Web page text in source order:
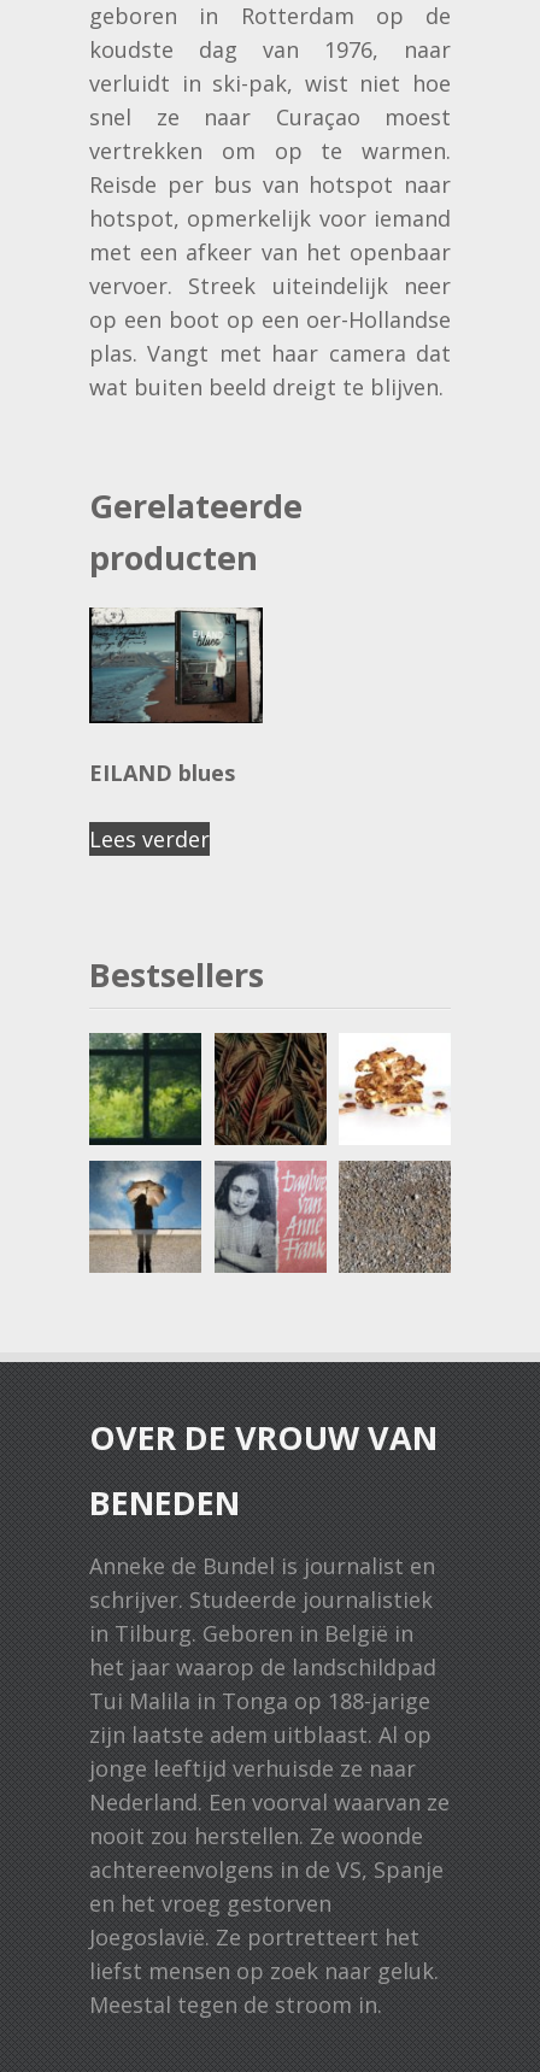
geboren in Rotterdam op de
koudste dag van 1976, naar
verluidt in ski-pak, wist niet hoe
snel ze naar Curaçao moest
vertrekken om op te warmen.
Reisde per bus van hotspot naar
hotspot, opmerkelijk voor iemand
met een afkeer van het openbaar
vervoer. Streek uiteindelijk neer
op een boot op een oer-Hollandse
plas. Vangt met haar camera dat
wat buiten beeld dreigt te blijven.
Gerelateerde
producten
EILAND blues
Lees verder
Bestsellers
OVER DE VROUW VAN
BENEDEN
Anneke de Bundel is journalist en
schrijver. Studeerde journalistiek
in Tilburg. Geboren in België in
het jaar waarop de landschildpad
Tui Malila in Tonga op 188-jarige
zijn laatste adem uitblaast. Al op
jonge leeftijd verhuisde ze naar
Nederland. Een voorval waarvan ze
nooit zou herstellen. Ze woonde
achtereenvolgens in de VS, Spanje
en het vroeg gestorven
Joegoslavië. Ze portretteert het
liefst mensen op zoek naar geluk.
Meestal tegen de stroom in.